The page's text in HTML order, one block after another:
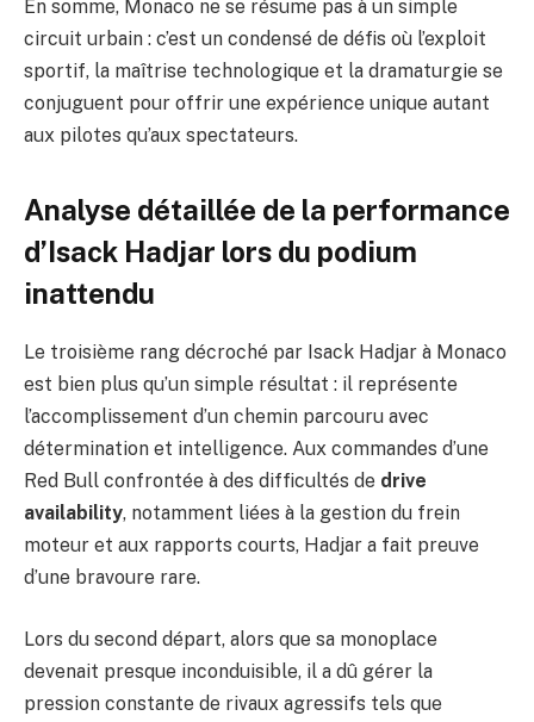
En somme, Monaco ne se résume pas à un simple
circuit urbain : c’est un condensé de défis où l’exploit
sportif, la maîtrise technologique et la dramaturgie se
conjuguent pour offrir une expérience unique autant
aux pilotes qu’aux spectateurs.
Analyse détaillée de la performance
d’Isack Hadjar lors du podium
inattendu
Le troisième rang décroché par Isack Hadjar à Monaco
est bien plus qu’un simple résultat : il représente
l’accomplissement d’un chemin parcouru avec
détermination et intelligence. Aux commandes d’une
Red Bull confrontée à des difficultés de drive
availability, notamment liées à la gestion du frein
moteur et aux rapports courts, Hadjar a fait preuve
d’une bravoure rare.
Lors du second départ, alors que sa monoplace
devenait presque inconduisible, il a dû gérer la
pression constante de rivaux agressifs tels que